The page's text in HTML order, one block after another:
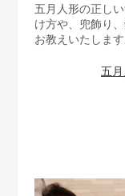
五月人形の正し
け方や、兜飾り
お教えいたします
五